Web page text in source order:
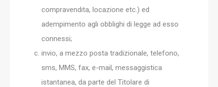
compravendita, locazione etc.) ed
adempimento agli obblighi di legge ad esso
connessi;
invio, a mezzo posta tradizionale, telefono,
sms, MMS, fax, e-mail, messaggistica
istantanea, da parte del Titolare di